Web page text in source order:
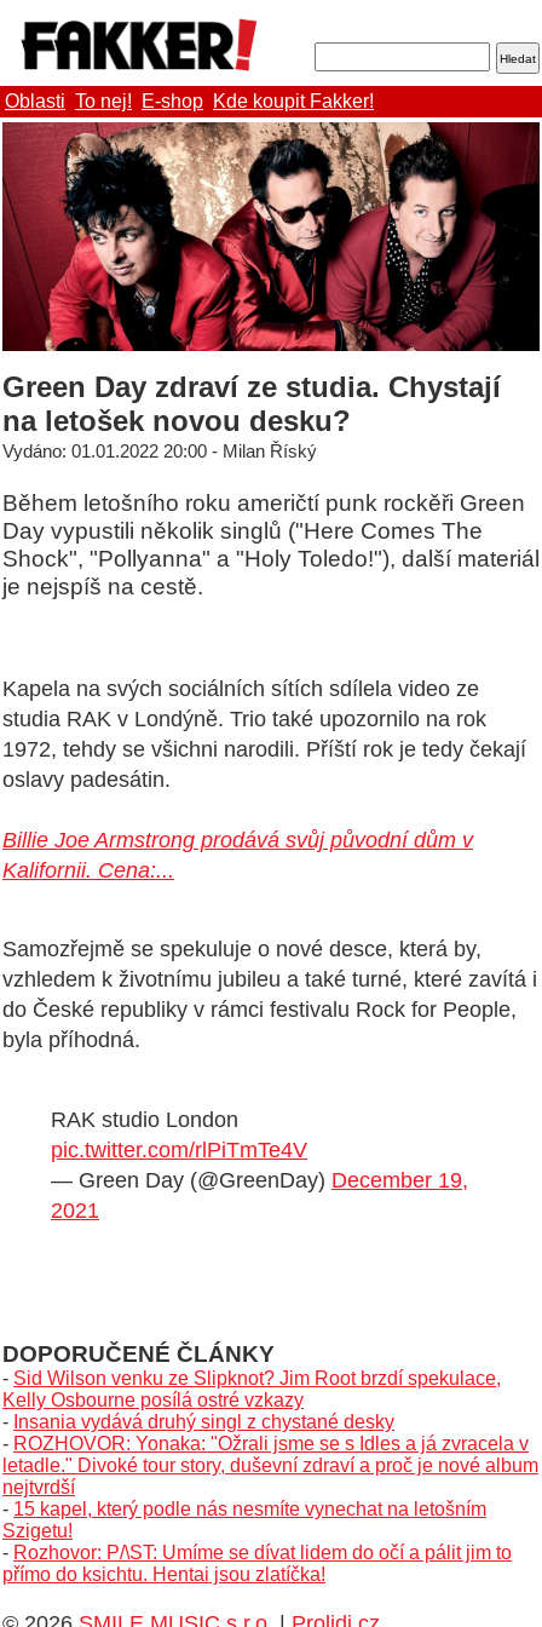
Oblasti To nej! E-shop Kde koupit Fakker!
Green Day zdraví ze studia. Chystají
na letošek novou desku?
Vydáno: 01.01.2022 20:00 - Milan Říský
Během letošního roku američtí punk rockěři Green
Day vypustili několik singlů ("Here Comes The
Shock", "Pollyanna" a "Holy Toledo!"), další materiál
je nejspíš na cestě.
Kapela na svých sociálních sítích sdílela video ze
studia RAK v Londýně. Trio také upozornilo na rok
1972, tehdy se všichni narodili. Příští rok je tedy čekají
oslavy padesátin.
Billie Joe Armstrong prodává svůj původní dům v
Kalifornii. Cena:...
Samozřejmě se spekuluje o nové desce, která by,
vzhledem k životnímu jubileu a také turné, které zavítá i
do České republiky v rámci festivalu Rock for People,
byla příhodná.
RAK studio London
pic.twitter.com/rlPiTmTe4V
— Green Day (@GreenDay) December 19,
2021
DOPORUČENÉ ČLÁNKY
- Sid Wilson venku ze Slipknot? Jim Root brzdí spekulace,
Kelly Osbourne posílá ostré vzkazy
- Insania vydává druhý singl z chystané desky
- ROZHOVOR: Yonaka: "Ožrali jsme se s Idles a já zvracela v
letadle." Divoké tour story, duševní zdraví a proč je nové album
nejtvrdší
- 15 kapel, který podle nás nesmíte vynechat na letošním
Szigetu!
- Rozhovor: P/\ST: Umíme se dívat lidem do očí a pálit jim to
přímo do ksichtu. Hentai jsou zlatíčka!